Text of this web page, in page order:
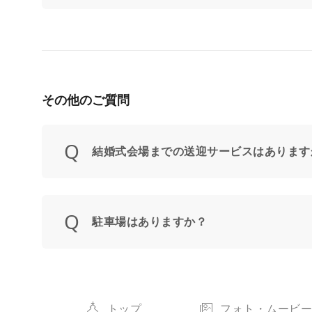
その他のご質問
結婚式会場までの送迎サービスはあります
駐車場はありますか？
トップ フォト・ムービー